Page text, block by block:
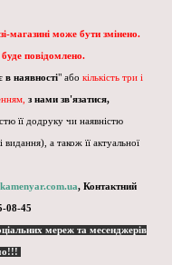
магазині може бути змінено.
повідомлено.
наявності" або кількість три і
з нами зв'язатися,
її додруку чи наявністю
видання), а також її актуальної
, Контактний
08-45
мереж та месенджерів